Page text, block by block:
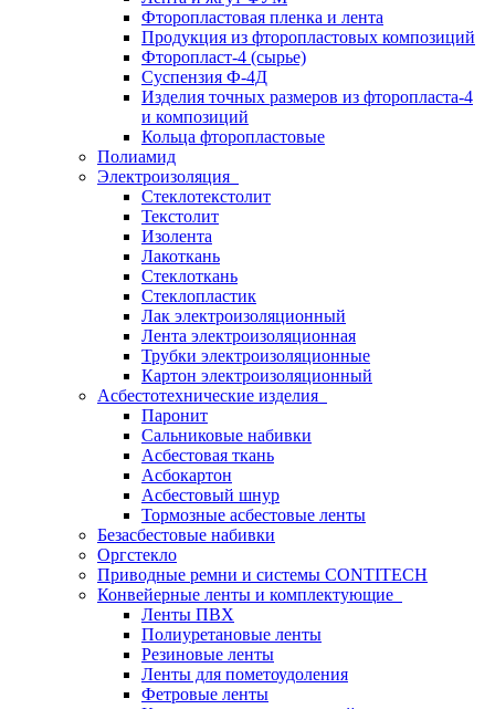
Фторопластовая пленка и лента
Продукция из фторопластовых композиций
Фторопласт-4 (сырье)
Суспензия Ф-4Д
Изделия точных размеров из фторопласта-4
и композиций
Кольца фторопластовые
Полиамид
Электроизоляция
Стеклотекстолит
Текстолит
Изолента
Лакоткань
Стеклоткань
Стеклопластик
Лак электроизоляционный
Лента электроизоляционная
Трубки электроизоляционные
Картон электроизоляционный
Асбестотехнические изделия
Паронит
Сальниковые набивки
Асбестовая ткань
Асбокартон
Асбестовый шнур
Тормозные асбестовые ленты
Безасбестовые набивки
Оргстекло
Приводные ремни и системы CONTITECH
Конвейерные ленты и комплектующие
Ленты ПВХ
Полиуретановые ленты
Резиновые ленты
Ленты для пометоудоления
Фетровые ленты